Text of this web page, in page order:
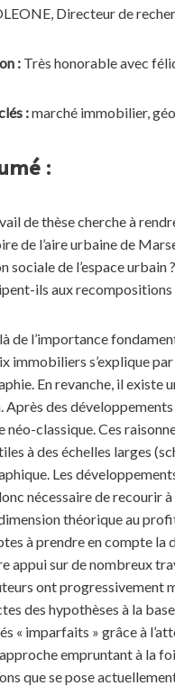
Directeur de
: Très honorable avec
:marché immobilier,
:
de thèse cherche à
de l’aire urbaine de
sociale de l’espace
ils aux
de l’importance
immobiliers s’explique
En revanche, il existe
Après des
néo-classique. Ces
à des échelles larges
Les
nécessaire de recourir
théorique au
à prendre en compte la
appui sur de nombreux
ont progressivement
des hypothèses à la
« imparfaits » grâce à
empruntant à la
que se pose